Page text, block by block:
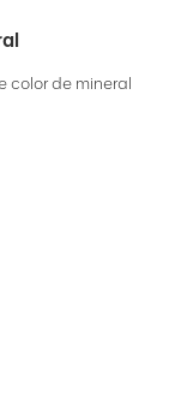
color de mineral